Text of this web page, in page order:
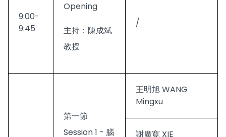
9:00-
9:45
Opening
主持：陳成斌
教授
/
第一節
Session 1 - 腦
王明旭 WANG
Mingxu
謝廣寛 XIE